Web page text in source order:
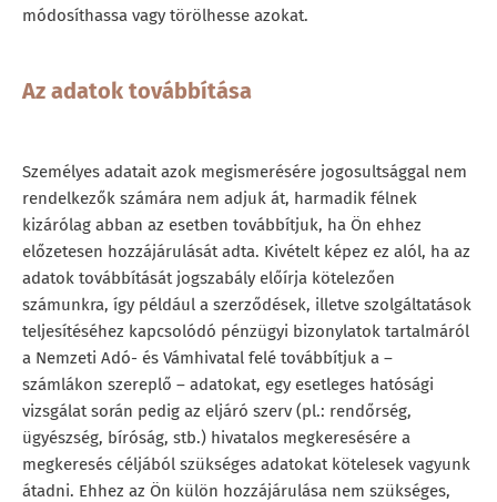
módosíthassa vagy törölhesse azokat.
Az adatok továbbítása
Személyes adatait azok megismerésére jogosultsággal nem
rendelkezők számára nem adjuk át, harmadik félnek
kizárólag abban az esetben továbbítjuk, ha Ön ehhez
előzetesen hozzájárulását adta. Kivételt képez ez alól, ha az
adatok továbbítását jogszabály előírja kötelezően
számunkra, így például a szerződések, illetve szolgáltatások
teljesítéséhez kapcsolódó pénzügyi bizonylatok tartalmáról
a Nemzeti Adó- és Vámhivatal felé továbbítjuk a –
számlákon szereplő – adatokat, egy esetleges hatósági
vizsgálat során pedig az eljáró szerv (pl.: rendőrség,
ügyészség, bíróság, stb.) hivatalos megkeresésére a
megkeresés céljából szükséges adatokat kötelesek vagyunk
átadni. Ehhez az Ön külön hozzájárulása nem szükséges,